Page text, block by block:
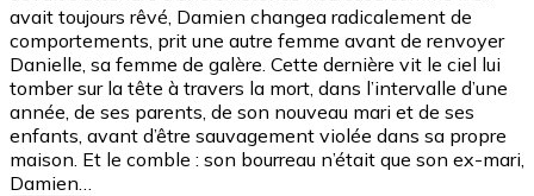
avait toujours rêvé, Damien changea radicalement de
comportements, prit une autre femme avant de renvoyer
Danielle, sa femme de galère. Cette dernière vit le ciel lui
tomber sur la tête à travers la mort, dans l’intervalle d’une
année, de ses parents, de son nouveau mari et de ses
enfants, avant d’être sauvagement violée dans sa propre
maison. Et le comble : son bourreau n’était que son ex-mari,
Damien…